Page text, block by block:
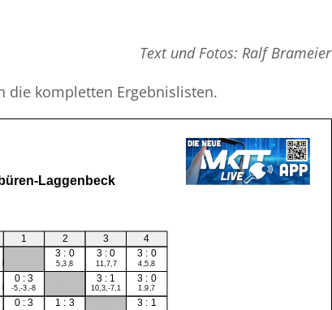
Text und Fotos: Ralf Brameier
die kompletten Ergebnislisten.